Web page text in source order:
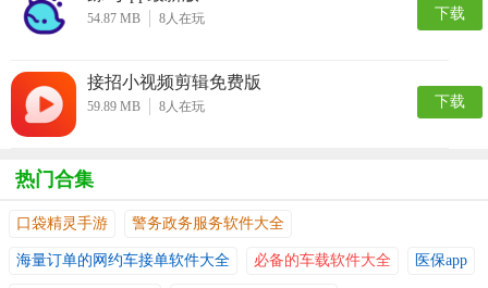
54.87 MB 8人在玩 下载
接招小视频剪辑免费版
59.89 MB 8人在玩 下载
热门合集
口袋精灵手游 警务政务服务软件大全
海量订单的网约车接单软件大全 必备的车载软件大全 医保app